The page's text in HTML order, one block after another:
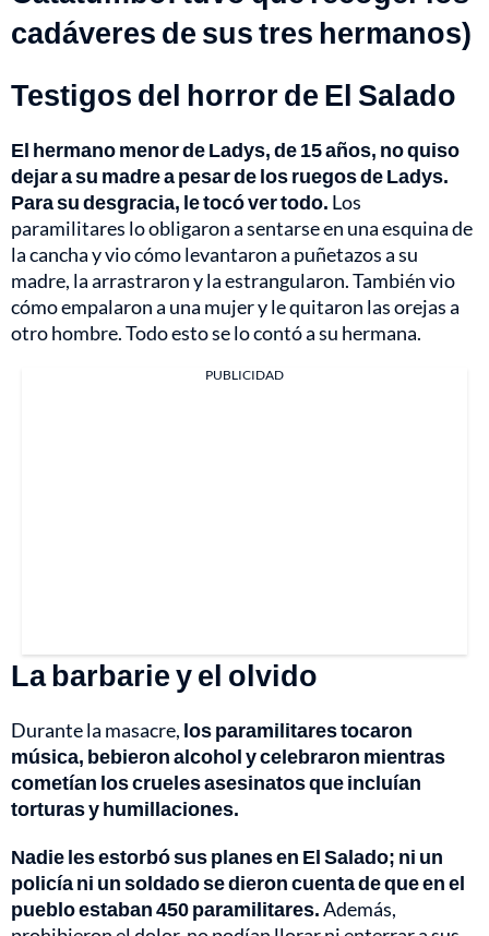
cadáveres de sus tres hermanos)
Testigos del horror de El Salado
El hermano menor de Ladys, de 15 años, no quiso
dejar a su madre a pesar de los ruegos de Ladys.
Para su desgracia, le tocó ver todo. Los
paramilitares lo obligaron a sentarse en una esquina de
la cancha y vio cómo levantaron a puñetazos a su
madre, la arrastraron y la estrangularon. También vio
cómo empalaron a una mujer y le quitaron las orejas a
otro hombre. Todo esto se lo contó a su hermana.
PUBLICIDAD
La barbarie y el olvido
Durante la masacre, los paramilitares tocaron
música, bebieron alcohol y celebraron mientras
cometían los crueles asesinatos que incluían
torturas y humillaciones.
Nadie les estorbó sus planes en El Salado; ni un
policía ni un soldado se dieron cuenta de que en el
pueblo estaban 450 paramilitares.Además,